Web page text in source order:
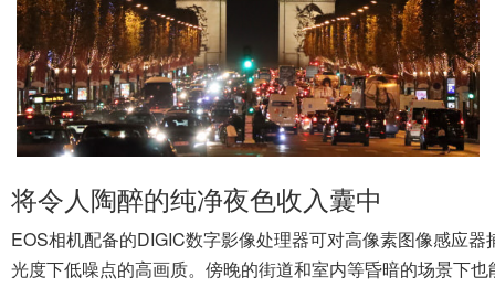
将令人陶醉的纯净夜色收入囊中
EOS相机配备的DIGIC数字影像处理器可对高像素图像感应
光度下低噪点的高画质。傍晚的街道和室内等昏暗的场景下